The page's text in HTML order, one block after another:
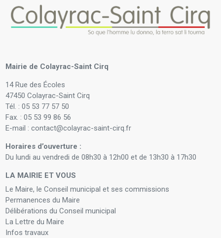
Mairie de Colayrac-Saint Cirq
14 Rue des Écoles
47450 Colayrac-Saint Cirq
Tél. : 05 53 77 57 50
Fax. : 05 53 99 86 56
E-mail : contact@colayrac-saint-cirq.fr
Horaires d’ouverture :
Du lundi au vendredi de 08h30 à 12h00 et de 13h30 à 17h30
LA MAIRIE ET VOUS
Le Maire, le Conseil municipal et ses commissions
Permanences du Maire
Délibérations du Conseil municipal
La Lettre du Maire
Infos travaux